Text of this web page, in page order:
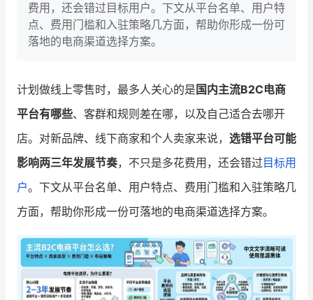
产品更新动态 帮助中心
品牌消费观 行业报告
新零售资讯
培训课程
私域课程 新零售内参
增长俱乐部 有赞商盟
商家社区 社群交流
费用，还会错过目标用户。下文从平台名单、用户特
点、费用门槛和入驻策略几方面，帮助你形成一份可
落地的电商渠道选择方案。
计划做线上零售时，最多人关心的是 国内主流B2C电商
平台有哪些、客群和规则差在哪，以及自己适合去哪开
店。对新品牌、线下商家和个人卖家来说， 选错平台可能
影响两三年发展节奏，不只是多花费用，还会错过 目标用
户。下文从平台名单、用户特点、费用门槛和入驻策略几
方面，帮助你形成一份可落地的电商渠道选择方案。